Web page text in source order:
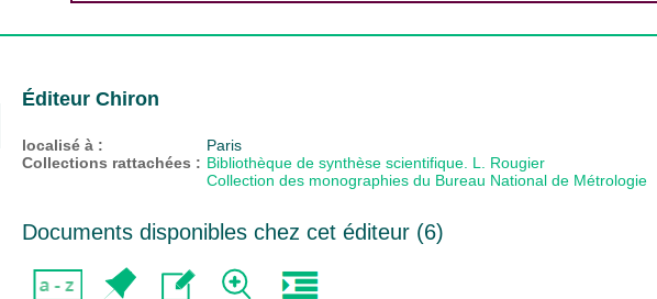
Éditeur Chiron
localisé à :
Paris
Collections rattachées : Bibliothèque de synthèse scientifique. L. Rougier
Collection des monographies du Bureau National de Métrologie
Documents disponibles chez cet éditeur (6)